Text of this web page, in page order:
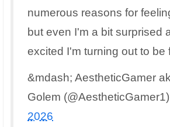
numerous reasons for
but even I'm a bit surprised
excited I'm turning out to be
&mdash; AestheticGamer
Golem (@AestheticGamer1)
2026